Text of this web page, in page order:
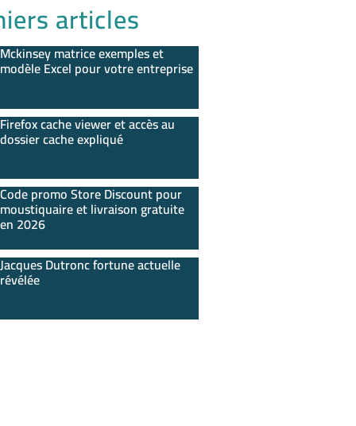
articles
Mckinsey matrice exemples et
modèle Excel pour votre entreprise
Firefox cache viewer et accès au
dossier cache expliqué
Code promo Store Discount pour
moustiquaire et livraison gratuite
en 2026
Jacques Dutronc fortune actuelle
révélée